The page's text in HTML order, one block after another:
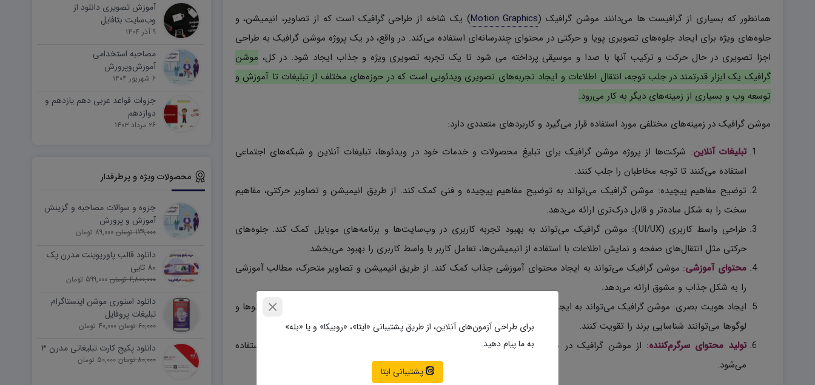
همانطور که بسیاری از گرافیست ها می‌دانند موشن گرافیک (Motion Graphics) یک شاخه از طراحی گرافیک است که از تصاویر، انیمیشن، و
جلوه‌های ویژه برای ایجاد جلوه‌های تصویری پویا و حرکتی در محتوای چندرسانه‌ای استفاده می‌کند. در واقع، در یک پروژه موشن گرافیک به طراحی
اجزا تصویری در حال حرکت و ترکیب آنها با صدا و موسیقی پرداخته می شود تا یک تجربه تصویری ویژه و جذاب ایجاد شود. در کل، موشن
گرافیک یک ابزار قدرتمند در جلب توجه، انتقال اطلاعات و ایجاد تجربه‌های تصویری ویدئویی است که در حوزه‌های مختلف از تبلیغات تا آموزش و
توسعه وب و بسیاری از زمینه‌های دیگر به کار می‌رود.
موشن گرافیک در زمینه‌های مختلفی مورد استفاده قرار می‌گیرد و کاربردهای متعددی دارد:
تبلیغات آنلاین: شرکت‌ها از پروژه موشن گرافیک برای تبلیغ محصولات و خدمات خود در ویدئوها، تبلیغات آنلاین و شبکه‌های اجتماعی
استفاده می‌کنند تا توجه مخاطبان را جلب کنند.
توضیح مفاهیم پیچیده: موشن گرافیک می‌تواند به توضیح مفاهیم پیچیده و فنی کمک کند. از طریق انیمیشن و تصاویر حرکتی، مفاهیم
سخت را به شکل ساده‌تر و قابل درک‌تری ارائه می‌دهد.
طراحی واسط کاربری (UI/UX): موشن گرافیک می‌تواند به بهبود تجربه کاربری در وب‌سایت‌ها و برنامه‌های موبایل کمک کند. جلوه‌های
حرکتی مثل انتقال‌های صفحه و نمایش اطلاعات با استفاده از انیمیشن‌ها، تعامل کاربر با واسط کاربری را بهبود می‌بخشد.
محتوای آموزشی: موشن گرافیک می‌تواند به ایجاد محتوای آموزشی جذاب کمک کند. از طریق انیمیشن و تصاویر متحرک، مطالب آموزشی
را به شکل جذاب و مشوق ارائه می‌دهد.
ایجاد هویت بصری: موشن گرافیک می‌تواند به ایجاد هویت بصری برای یک برند یا شرکت کمک کند. جلوه‌های ویژه و متحرک در ویدئوها و
لوگوها می‌توانند شناسایی برند را تقویت کنند.
تولید محتوای سرگرم‌کننده: از موشن گرافیک در ساخت ویدئوهای سرگرم‌کننده، کلیپ‌های موزیک و انیمیشن‌های کودکانه نیز استفاده
می‌شود.
آموزش تصویری دانلود از
وب‌سایت بتافایل
۹ آذر ۱۴۰۴
مصاحبه استخدامی
آموزش‌وپرورش
۶ شهریور ۱۴۰۴
جزوات قواعد عربی دهم یازدهم و
دوازدهم
۲۶ مرداد ۱۴۰۳
محصولات ویژه و پرطرفدار
جزوه و سوالات مصاحبه و گزینش
آموزش و پرورش
139,000 تومان 89,000 تومان
دانلود قالب پاورپوینت مدرن پک
۸۰ تایی
2,800,000 تومان 599,000 تومان
دانلود استوری موشن اینستاگرام
تبلیغات پروفایل
60,000 تومان 40,000 تومان
دانلود پکیج کارت تبلیغاتی مدرن ۳
80,000 تومان 50,000 تومان
برای طراحی آزمون‌های آنلاین، از طریق پشتیبانی «ایتا»، «روبیکا» و یا «بله»
به ما پیام دهید.
پشتیبانی ایتا